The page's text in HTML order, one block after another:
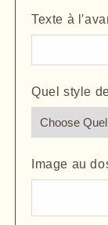
Texte à
Quel style
Image au